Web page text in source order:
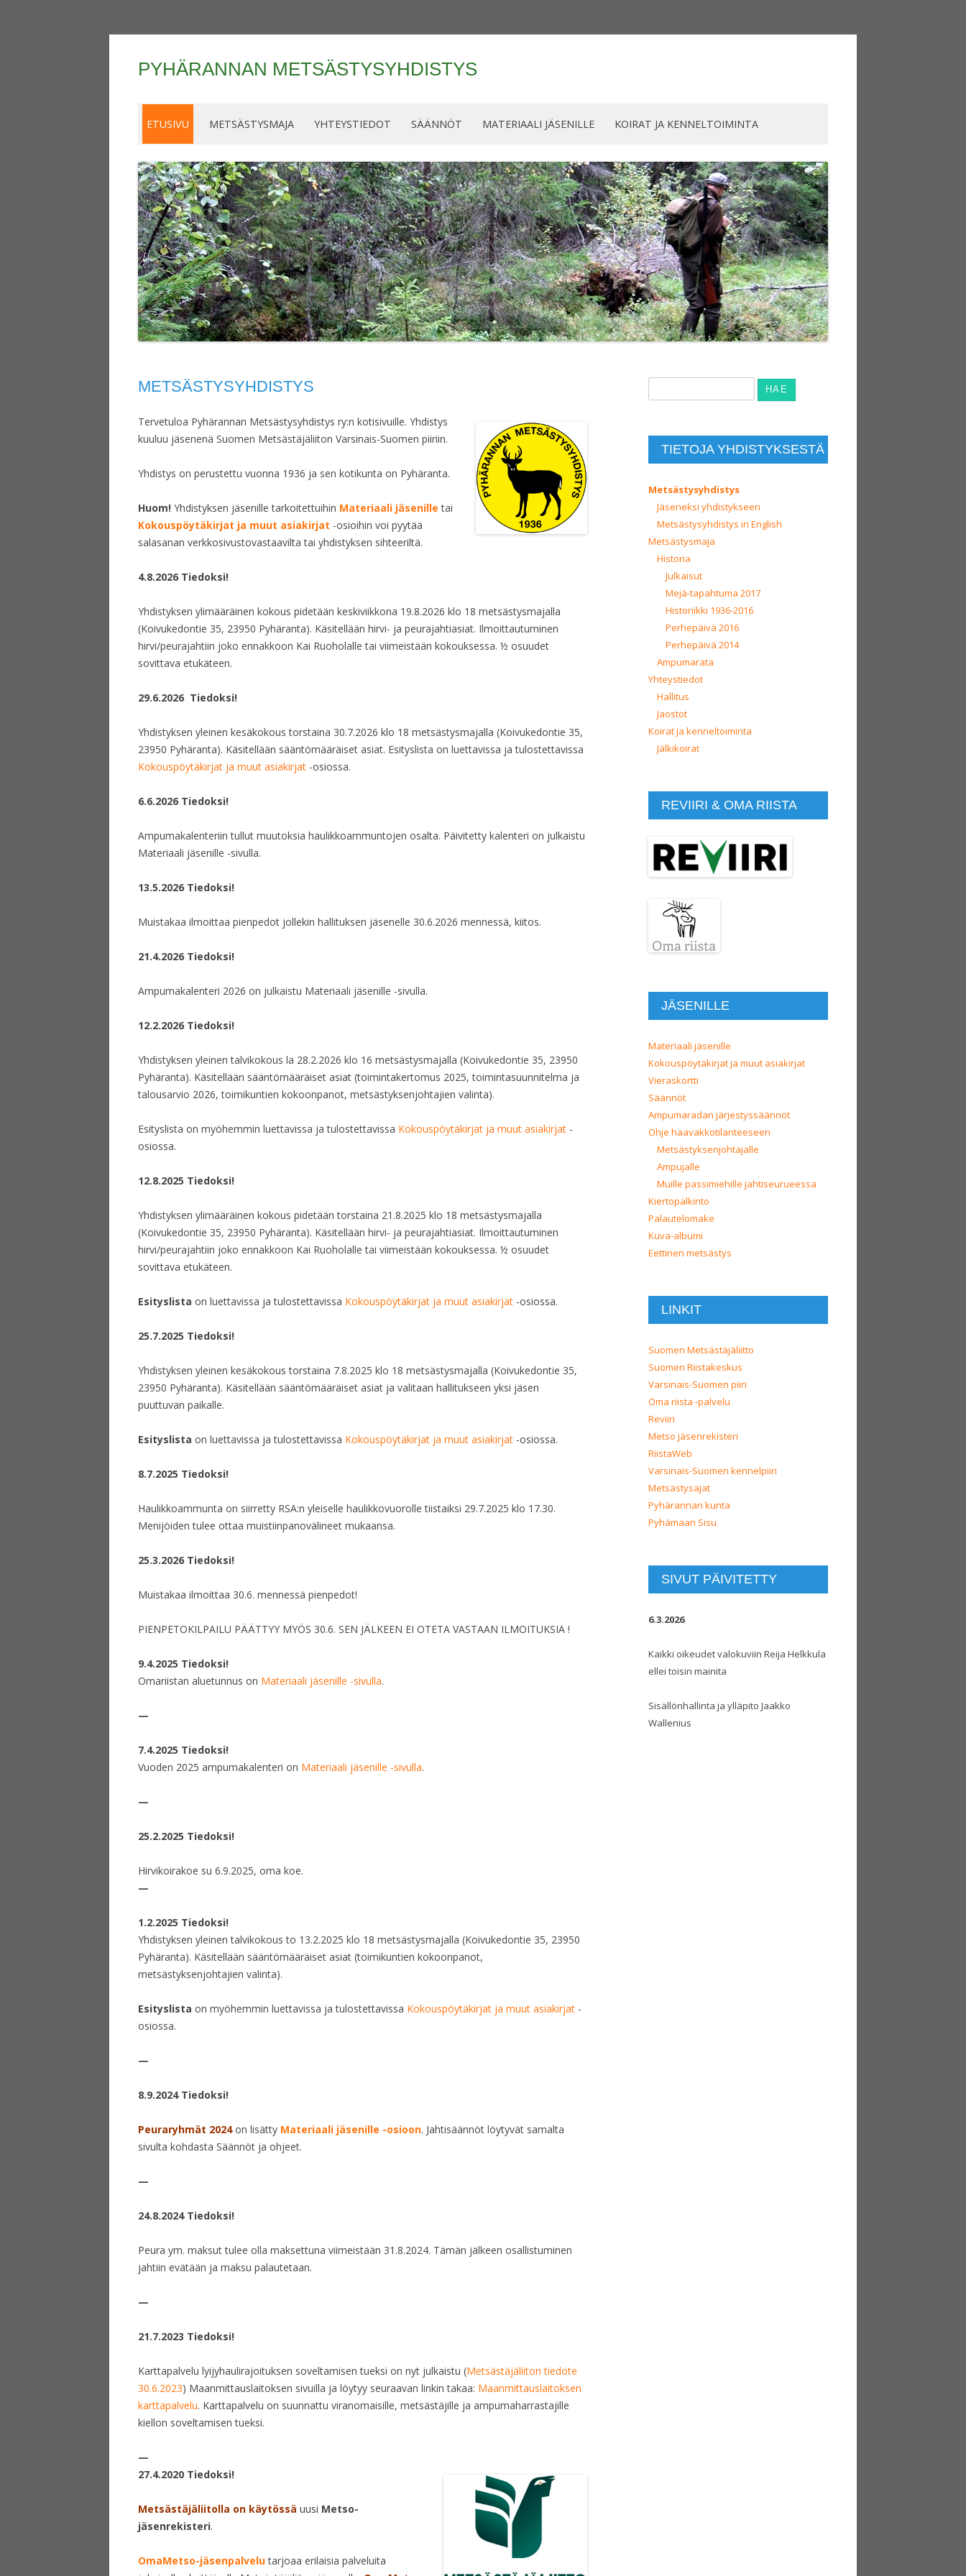
PYHÄRANNAN METSÄSTYSYHDISTYS
sisältöön
ETUSIVU METSÄSTYSMAJA
HISTORIA JULKAISUT
MEJÄ-TAPAHTUMA 2017
HISTORIIKKI 1936-2016
PERHEPÄIVÄ 2016
PERHEPÄIVÄ 2014
AMPUMARATA
IN ENGLISH
YHTEYSTIEDOT
JAOSTOT
PALAUTELOMAKE
JÄSENEKSI YHDISTYKSEEN
SÄÄNNÖT
AMPUMARADAN
JÄRJESTYSSÄÄNNÖT
OHJE HAAVAKKOTILANTEESEEN METSÄSTYKSENJOHTAJALLE
AMPUJALLE
MUILLE PASSIMIEHILLE
JAHTISEURUEESSA
MATERIAALI JÄSENILLE
KOKOUSPÖYTÄKIRJAT JA MUUT
ASIAKIRJAT
VIERASKORTTI
KIERTOPALKINTO
KUVA-ALBUMI
EETTINEN METSÄSTYS
KOIRAT JA KENNELTOIMINTA
JÄLKIKOIRAT
METSÄSTYSYHDISTYS
Tervetuloa Pyhärannan Metsästysyhdistys ry:n kotisivuille. Yhdistys
kuuluu jäsenenä Suomen Metsästäjäliiton Varsinais-Suomen piiriin.
Yhdistys on perustettu vuonna 1936 ja sen kotikunta on Pyhäranta.
Huom! Yhdistyksen jäsenille tarkoitettuihin Materiaali jäsenille tai
Kokouspöytäkirjat ja muut asiakirjat -osioihin voi pyytää
salasanan verkkosivustovastaavilta tai yhdistyksen sihteeriltä.
4.8.2026 Tiedoksi!
Yhdistyksen ylimääräinen kokous pidetään keskiviikkona 19.8.2026 klo 18 metsästysmajalla
(Koivukedontie 35, 23950 Pyhäranta). Käsitellään hirvi- ja peurajahtiasiat. Ilmoittautuminen
hirvi/peurajahtiin joko ennakkoon Kai Ruoholalle tai viimeistään kokouksessa. ½ osuudet
sovittava etukäteen.
29.6.2026 Tiedoksi!
Yhdistyksen yleinen kesäkokous torstaina 30.7.2026 klo 18 metsästysmajalla (Koivukedontie 35,
23950 Pyhäranta). Käsitellään sääntömääräiset asiat. Esityslista on luettavissa ja tulostettavissa
Kokouspöytäkirjat ja muut asiakirjat -osiossa.
6.6.2026 Tiedoksi!
Ampumakalenteriin tullut muutoksia haulikkoammuntojen osalta. Päivitetty kalenteri on julkaistu
Materiaali jäsenille -sivulla.
13.5.2026 Tiedoksi!
Muistakaa ilmoittaa pienpedot jollekin hallituksen jäsenelle 30.6.2026 mennessä, kiitos.
21.4.2026 Tiedoksi!
Ampumakalenteri 2026 on julkaistu Materiaali jäsenille -sivulla.
12.2.2026 Tiedoksi!
Yhdistyksen yleinen talvikokous la 28.2.2026 klo 16 metsästysmajalla (Koivukedontie 35, 23950
Pyhäranta). Käsitellään sääntömääräiset asiat (toimintakertomus 2025, toimintasuunnitelma ja
talousarvio 2026, toimikuntien kokoonpanot, metsästyksenjohtajien valinta).
Esityslista on myöhemmin luettavissa ja tulostettavissa Kokouspöytäkirjat ja muut asiakirjat -
osiossa.
12.8.2025 Tiedoksi!
Yhdistyksen ylimääräinen kokous pidetään torstaina 21.8.2025 klo 18 metsästysmajalla
(Koivukedontie 35, 23950 Pyhäranta). Käsitellään hirvi- ja peurajahtiasiat. Ilmoittautuminen
hirvi/peurajahtiin joko ennakkoon Kai Ruoholalle tai viimeistään kokouksessa. ½ osuudet
sovittava etukäteen.
Esityslista on luettavissa ja tulostettavissa Kokouspöytäkirjat ja muut asiakirjat -osiossa.
25.7.2025 Tiedoksi!
Yhdistyksen yleinen kesäkokous torstaina 7.8.2025 klo 18 metsästysmajalla (Koivukedontie 35,
23950 Pyhäranta). Käsitellään sääntömääräiset asiat ja valitaan hallitukseen yksi jäsen
puuttuvan paikalle.
Esityslista on luettavissa ja tulostettavissa Kokouspöytäkirjat ja muut asiakirjat -osiossa.
8.7.2025 Tiedoksi!
Haulikkoammunta on siirretty RSA:n yleiselle haulikkovuorolle tiistaiksi 29.7.2025 klo 17.30.
Menijöiden tulee ottaa muistiinpanovälineet mukaansa.
25.3.2026 Tiedoksi!
Muistakaa ilmoittaa 30.6. mennessä pienpedot!
PIENPETOKILPAILU PÄÄTTYY MYÖS 30.6. SEN JÄLKEEN EI OTETA VASTAAN ILMOITUKSIA !
9.4.2025 Tiedoksi!
Omariistan aluetunnus on Materiaali jäsenille -sivulla.
—
7.4.2025 Tiedoksi!
Vuoden 2025 ampumakalenteri on Materiaali jäsenille -sivulla.
—
25.2.2025 Tiedoksi!
Hirvikoirakoe su 6.9.2025, oma koe.
—
1.2.2025 Tiedoksi!
Yhdistyksen yleinen talvikokous to 13.2.2025 klo 18 metsästysmajalla (Koivukedontie 35, 23950
Pyhäranta). Käsitellään sääntömääräiset asiat (toimikuntien kokoonpanot,
metsästyksenjohtajien valinta).
Esityslista on myöhemmin luettavissa ja tulostettavissa Kokouspöytäkirjat ja muut asiakirjat -
osiossa.
—
8.9.2024 Tiedoksi!
Peuraryhmät 2024on lisätty Materiaali jäsenille -osioon. Jahtisäännöt löytyvät samalta
sivulta kohdasta Säännöt ja ohjeet.
—
24.8.2024 Tiedoksi!
Peura ym. maksut tulee olla maksettuna viimeistään 31.8.2024. Tämän jälkeen osallistuminen
jahtiin evätään ja maksu palautetaan.
—
21.7.2023 Tiedoksi!
Karttapalvelu lyijyhaulirajoituksen soveltamisen tueksi on nyt julkaistu (Metsästäjäliiton tiedote
30.6.2023) Maanmittauslaitoksen sivuilla ja löytyy seuraavan linkin takaa: Maanmittauslaitoksen
karttapalvelu. Karttapalvelu on suunnattu viranomaisille, metsästäjille ja ampumaharrastajille
kiellon soveltamisen tueksi.
—
27.4.2020 Tiedoksi!
Metsästäjäliitolla on käytössä uusi Metso-
jäsenrekisteri.
OmaMetso-jäsenpalvelutarjoaa erilaisia palveluita
TIETOJA YHDISTYKSESTÄ
Metsästysyhdistys
Jäseneksi yhdistykseen
Metsästysyhdistys in English
Metsästysmaja
Historia
Julkaisut
Mejä-tapahtuma 2017
Historiikki 1936-2016
Perhepäivä 2016
Perhepäivä 2014
Ampumarata
Yhteystiedot
Hallitus
Jaostot
Koirat ja kenneltoiminta
Jälkikoirat
REVIIRI & OMA RIISTA
JÄSENILLE
Materiaali jäsenille
Kokouspöytäkirjat ja muut asiakirjat
Vieraskortti
Säännöt
Ampumaradan järjestyssäännöt
Ohje haavakkotilanteeseen
Metsästyksenjohtajalle
Ampujalle
Muille passimiehille jahtiseurueessa
Kiertopalkinto
Palautelomake
Kuva-albumi
Eettinen metsästys
LINKIT
Suomen Metsästäjäliitto
Suomen Riistakeskus
Varsinais-Suomen piiri
Oma riista -palvelu
Reviiri
Metso jäsenrekisteri
RiistaWeb
Varsinais-Suomen kennelpiiri
Metsästysajat
Pyhärannan kunta
Pyhämaan Sisu
SIVUT PÄIVITETTY
6.3.2026
Kaikki oikeudet valokuviin Reija Helkkula
ellei toisin mainita
Sisällönhallinta ja ylläpito Jaakko
Wallenius